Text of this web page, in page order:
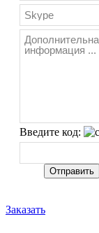
Введите код:
Заказать